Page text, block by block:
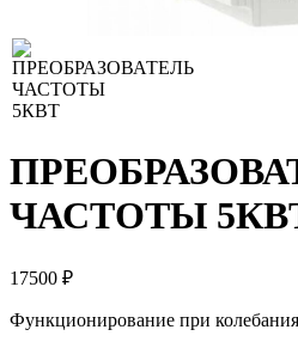
ЧАСТОТЫ
17500 ₽
Функционирование при